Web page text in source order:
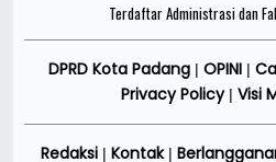
Terdaftar Administrasi dan
DPRD Kota Padang| OPINI
Privacy Policy| Visi
Redaksi| Kontak|